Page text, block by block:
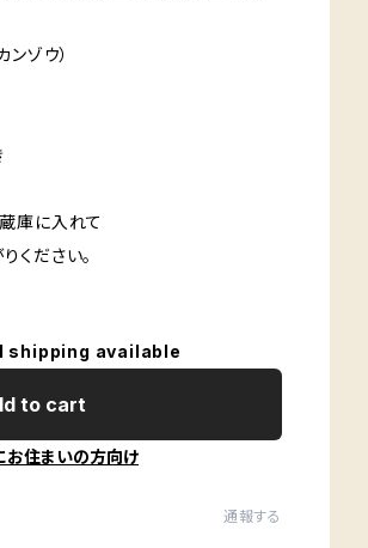
ゾウ）
庫に入れて
さい。
shipping available
to cart
お住まいの方向け
通報する